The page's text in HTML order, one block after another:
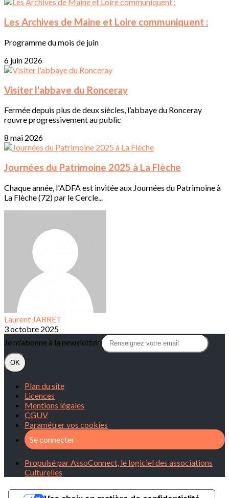
Les Archives de Maine et Loire communiquent :
Programme du mois de juin
6 juin 2026
Visiter l'abbaye du Ronceray
Fermée depuis plus de deux siècles, l’abbaye du Ronceray
rouvre progressivement au public
8 mai 2026
Journées du Patrimoine 2025 à La Flèche
Chaque année, l'ADFA est invitée aux Journées du Patrimoine à
La Flèche (72) par le Cercle...
Laurent JARRET
3 octobre 2025
Je m'abonne à la newsletter
OK
Plan du site
Licences
Mentions légales
CGUV
Paramétrer vos cookies
Se connecter
Propulsé par AssoConnect, le logiciel des associations
Culturelles